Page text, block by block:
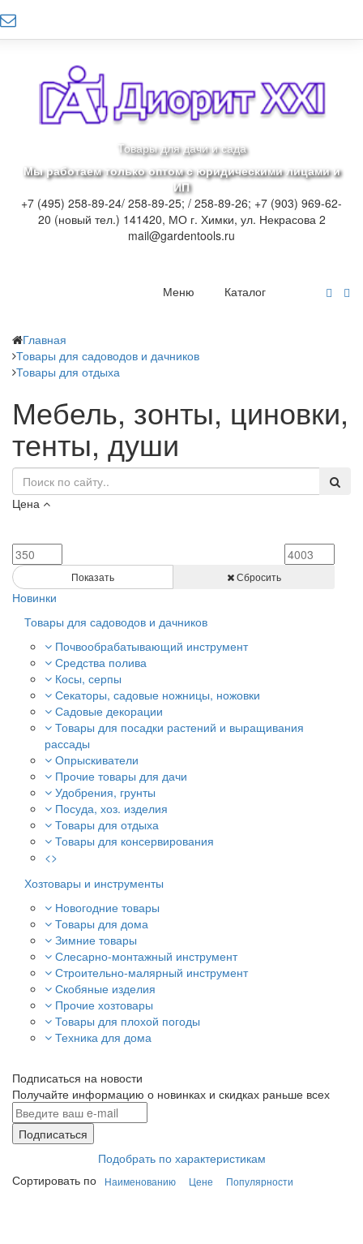
Товары для дачи и сада
Мы работаем только оптом с юридическими лицами и
ИП
+7 (495) 258-89-24/ 258-89-25; / 258-89-26; +7 (903) 969-62-
20 (новый тел.) 141420, МО г. Химки, ул. Некрасова 2
mail@gardentools.ru
Каталог
Меню
Главная
Товары для садоводов и дачников
Товары для отдыха
Мебель, зонты, циновки,
тенты, души
Цена
Показать Сбросить
Новинки
Товары для садоводов и дачников
Почвообрабатывающий инструмент
Средства полива
Косы, серпы
Секаторы, садовые ножницы, ножовки
Садовые декорации
Товары для посадки растений и выращивания
рассады
Опрыскиватели
Прочие товары для дачи
Удобрения, грунты
Посуда, хоз. изделия
Товары для отдыха
Товары для консервирования
<>
Хозтовары и инструменты
Новогодние товары
Товары для дома
Зимние товары
Слесарно-монтажный инструмент
Строительно-малярный инструмент
Скобяные изделия
Прочие хозтовары
Товары для плохой погоды
Техника для дома
Подписаться на новости
Получайте информацию о новинках и скидках раньше всех
Подписаться
Подобрать по характеристикам
Сортировать по
Наименованию Цене Популярности